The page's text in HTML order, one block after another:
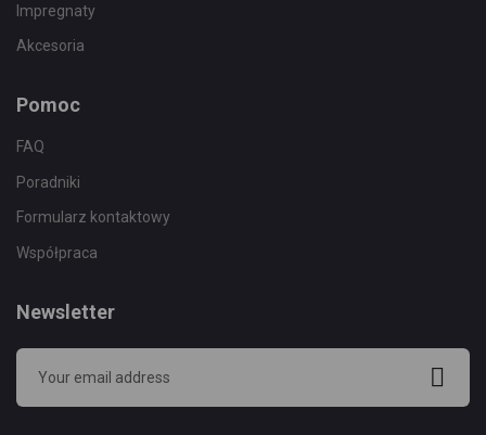
Impregnaty
Akcesoria
Pomoc
FAQ
Poradniki
Formularz kontaktowy
Współpraca
Newsletter